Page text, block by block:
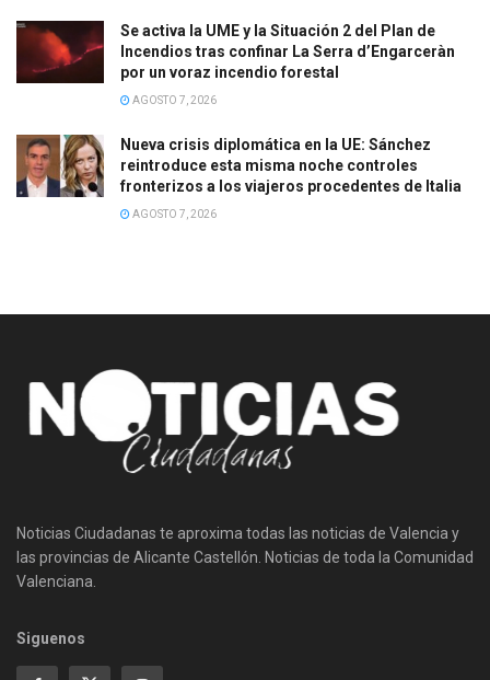
Se activa la UME y la Situación 2 del Plan de
Incendios tras confinar La Serra d’Engarceràn
por un voraz incendio forestal
AGOSTO 7, 2026
Nueva crisis diplomática en la UE: Sánchez
reintroduce esta misma noche controles
fronterizos a los viajeros procedentes de Italia
AGOSTO 7, 2026
Noticias Ciudadanas te aproxima todas las noticias de Valencia y
las provincias de Alicante Castellón. Noticias de toda la Comunidad
Valenciana.
Siguenos